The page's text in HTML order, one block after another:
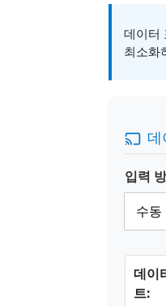
데이터
최소화
데
입력
데이
트: